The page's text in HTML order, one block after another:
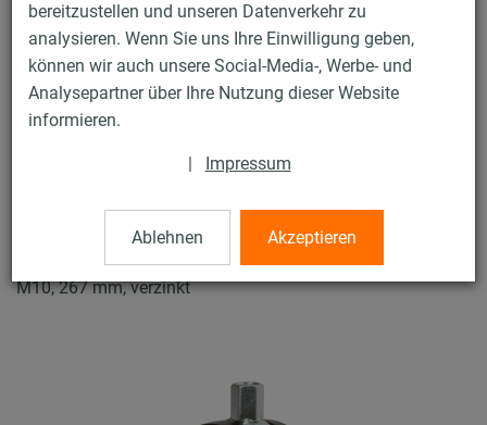
bereitzustellen und unseren Datenverkehr zu
analysieren. Wenn Sie uns Ihre Einwilligung geben,
können wir auch unsere Social-Media-, Werbe- und
Analysepartner über Ihre Nutzung dieser Website
informieren.
| Impressum
Ablehnen Akzeptieren
Produkte Befestigungstechnik
Rohrschellen
ISO-Schellen Typ H, M, T
ISO-Schellen Typ H, M, T
Iso-Schelle DÄMMGULAST® gelb, Typ T, Iso 32-45 mm,
M10, 267 mm, verzinkt